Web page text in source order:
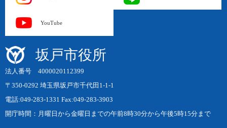
YouTube
坂戸市役所
法人番号 4000020112399
〒350-0292 埼玉県坂戸市千代田1-1-1
電話:049-283-1331 Fax:049-283-3903
開庁時間：月曜日から金曜日までの午前8時30分から午後5時15分まで